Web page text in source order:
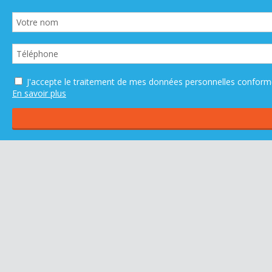
J'accepte le traitement de mes données personnelles
En savoir plus